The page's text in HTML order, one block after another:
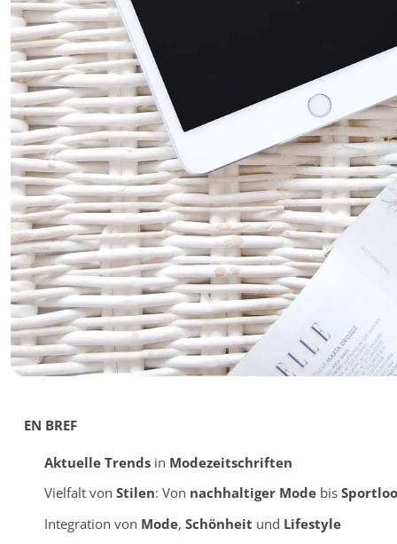
EN BREF
Aktuelle Trendsin Modezeitschriften
Vielfalt von Stilen: Von nachhaltiger Modebis
Integration von Mode, Schönheit und Lifestyle